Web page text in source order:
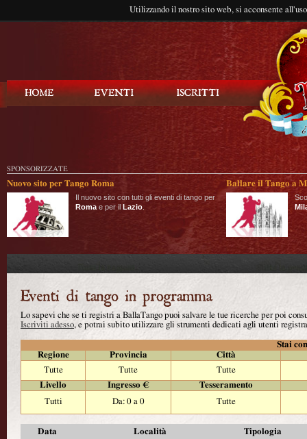
Utilizzando il nostro sito web, si acconsente
SPONSORIZZATE
Nuovo sito per Tango Roma
Il nuovo sito con tutti gli eventi di tango per
Roma e per il Lazio
Ballare il Tango a
Lo sapevi che se ti registri a BallaTango puoi salvare le tue ricerche per poi
Iscriviti adesso, e potrai subito utilizzare gli strumenti dedicati agli utenti
Stai
Regione
Provincia
Città
Tutte
Tutte
Tutte
Livello
Ingresso €
Tesseramento
Tutti
Da: 0 a 0 Tutte
Data Località Tipologia